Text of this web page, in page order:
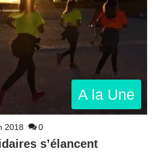
A la Une
2018 0
s’élancent